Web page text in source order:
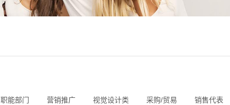
职能部门 营销推广 视觉设计类 采购/贸易 销售代表